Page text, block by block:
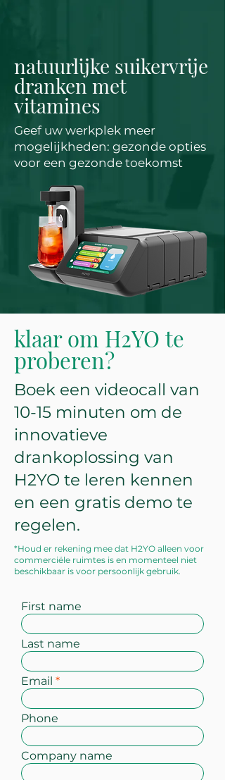
natuurlijke suikervrije
dranken met
vitamines
Geef uw werkplek meer
mogelijkheden: gezonde opties
voor een gezonde toekomst
klaar om H2YO te
proberen?
Boek een videocall van
10-15 minuten om de
innovatieve
drankoplossing van
H2YO te leren kennen
en een gratis demo te
regelen.
*Houd er rekening mee dat H2YO alleen voor
commerciële ruimtes is en momenteel niet
beschikbaar is voor persoonlijk gebruik.
First name
Last name
Email
Phone
Company name